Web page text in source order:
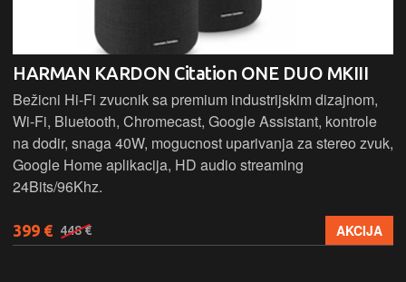
HARMAN KARDON Citation ONE DUO MKIII
Bežicni Hi-Fi zvucnik sa premium industrijskim dizajnom,
Wi-Fi, Bluetooth, Chromecast, Google Assistant, kontrole
na dodir, snaga 40W, mogucnost uparivanja za stereo zvuk,
Google Home aplikacija, HD audio streaming
24Bits/96Khz.
399 € 448 € AKCIJA